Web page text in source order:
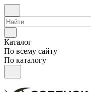
Каталог
По всему сайту
По каталогу